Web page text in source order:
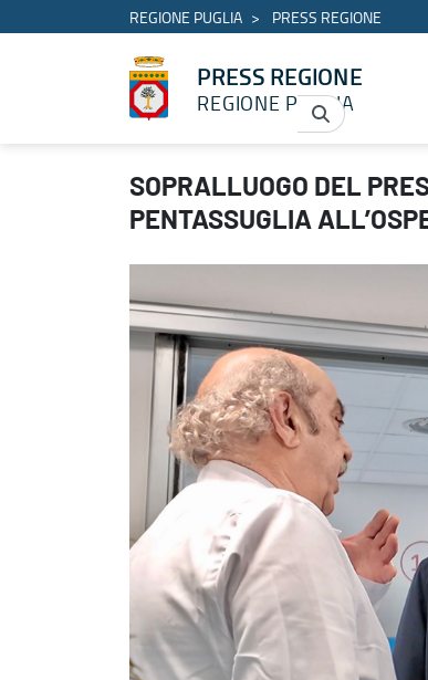
REGIONE PUGLIA PRESS REGIONE
PRESS REGIONE
REGIONE PUGLIA
SOPRALLUOGO DEL PRESIDENTE DECARO E
SOPRALLUOGO DEL
PENTASSUGLIA